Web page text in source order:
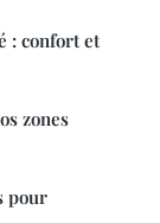
: confort et
zones
pour